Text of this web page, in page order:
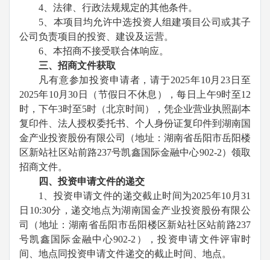
4 、法律、行政法规规定的其他条件。
5 、本项目均允许中选投资人组建项目公司或其子
公司负责项目的投资、建设及运营。
6 、本招商不接受联合体响应。
三、招商文件获取
凡有意参加投资申请者，请于2025年10月 23 日至
2025年10月30 日（节假日不休息），每日上午9时至12
时，下午3时至5时（北京时间），凭企业营业执照副本
复印件、法人授权委托书、个人身份证复印件到湖南国
金产业投资股份有限公司（地址：湖南省岳阳市岳阳楼
区新站社区站前路237号凯鑫国际金融中心902-2）领取
招商文件。
四、投资申请文件的递交
1
、投资申请文件的递交截止时间为2025年10 月31
日 10:30分，递交地点为湖南国金产业投资股份有限公
司（地址：湖南省岳阳市岳阳楼区新站社区站前路237
号凯鑫国际金融中心902-2 ），投资申请文件评审时
间、地点同投资申请文件递交的截止时间、地点。